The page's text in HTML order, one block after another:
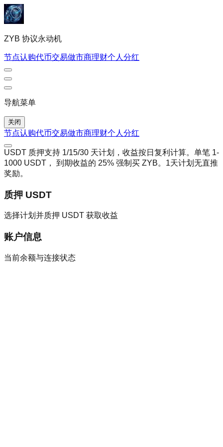
ZYB 协议永动机
节点认购代币交易做市商理财个人 分红
导航菜单
关闭
节点认购代币交易做市商理财个人 分红
USDT 质押支持 1/15/30 天计划，收益按日复利计算。单笔 1-
1000 USDT， 到期收益的 25% 强制买 ZYB。1天计划无直推
奖励。
质押 USDT
选择计划并质押 USDT 获取收益
账户信息
当前余额与连接状态